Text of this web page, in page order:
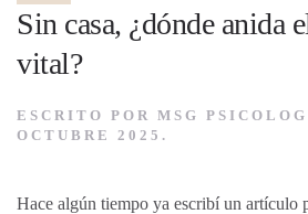
Sin casa, ¿dónde anida
vital?
ESCRITO POR MSG
OCTUBRE 2025 .
Hace algún tiempo ya escribí un artículo